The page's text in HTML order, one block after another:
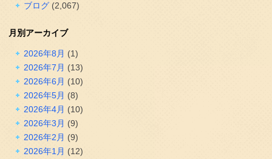
ブログ(2,067)
月別アーカイブ
2026年8月 (1)
2026年7月 (13)
2026年6月 (10)
2026年5月 (8)
2026年4月 (10)
2026年3月 (9)
2026年2月 (9)
2026年1月 (12)